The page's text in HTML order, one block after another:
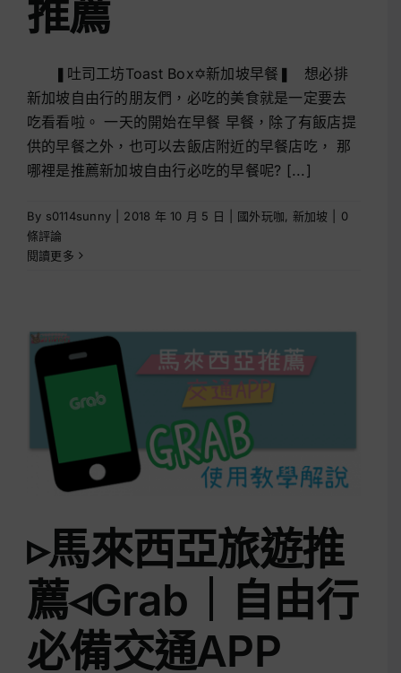
推薦
❚吐司工坊Toast Box✡新加坡早餐❚ 想必排
新加坡自由行的朋友們，必吃的美食就是一定要去
吃看看啦。 一天的開始在早餐 早餐，除了有飯店提
供的早餐之外，也可以去飯店附近的早餐店吃， 那
哪裡是推薦新加坡自由行必吃的早餐呢? [...]
By s0114sunny 2018 年 10 月 5 日 國外玩咖 新加坡
0
條評論
閱讀更多
▹馬來西亞旅遊推
薦◃Grab｜自由行
必備交通APP